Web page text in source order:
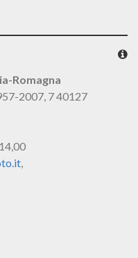
Romagna
2007, 7 40127
,